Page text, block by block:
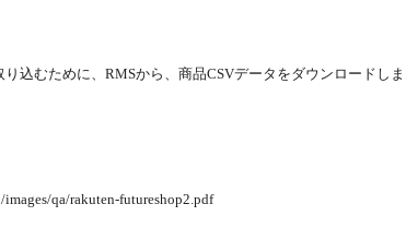
込むために、RMSから、商品CSVデータをダウンロードしま
qa/rakuten-futureshop2.pdf